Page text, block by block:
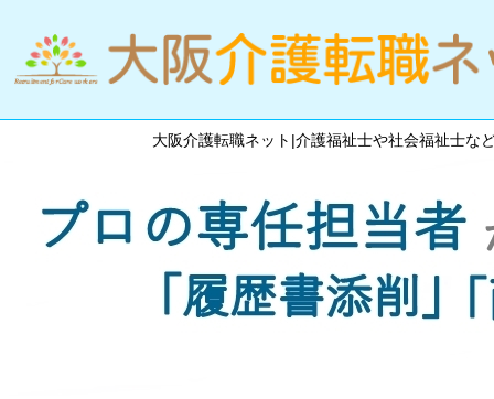
大阪介護転職ネット|介護福祉士や社会福祉士な